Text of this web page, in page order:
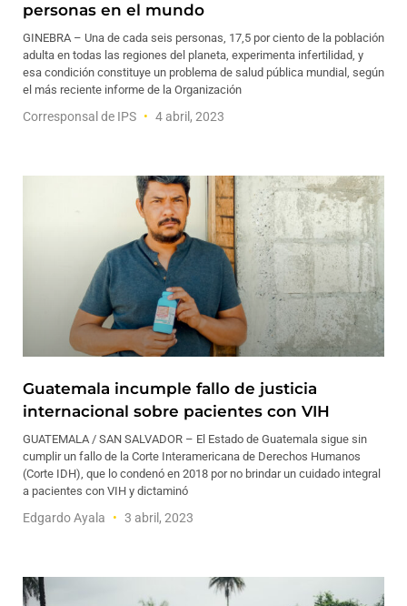
personas en el mundo
GINEBRA – Una de cada seis personas, 17,5 por ciento de la población
adulta en todas las regiones del planeta, experimenta infertilidad, y
esa condición constituye un problema de salud pública mundial, según
el más reciente informe de la Organización
Corresponsal de IPS 4 abril, 2023
Guatemala incumple fallo de justicia
internacional sobre pacientes con VIH
GUATEMALA / SAN SALVADOR – El Estado de Guatemala sigue sin
cumplir un fallo de la Corte Interamericana de Derechos Humanos
(Corte IDH), que lo condenó en 2018 por no brindar un cuidado integral
a pacientes con VIH y dictaminó
Edgardo Ayala 3 abril, 2023